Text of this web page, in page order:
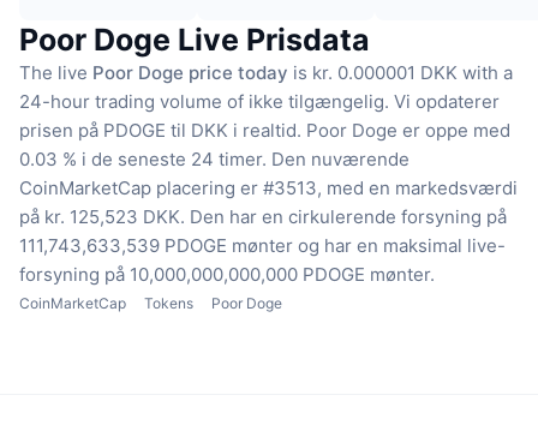
Poor Doge Live Prisdata
The live Poor Doge price today is kr. 0.000001 DKK with a
24-hour trading volume of ikke tilgængelig. Vi opdaterer
prisen på PDOGE til DKK i realtid. Poor Doge er oppe med
0.03 % i de seneste 24 timer. Den nuværende
CoinMarketCap placering er #3513, med en markedsværdi
på kr. 125,523 DKK. Den har en cirkulerende forsyning på
111,743,633,539 PDOGE mønter og har en maksimal live-
forsyning på 10,000,000,000,000 PDOGE mønter.
CoinMarketCap Tokens Poor Doge